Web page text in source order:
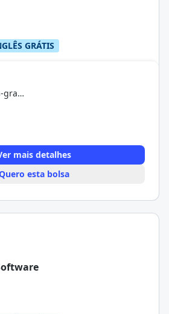
GRÁTIS
Especialização (pós-graduação)
mais detalhes
esta bolsa